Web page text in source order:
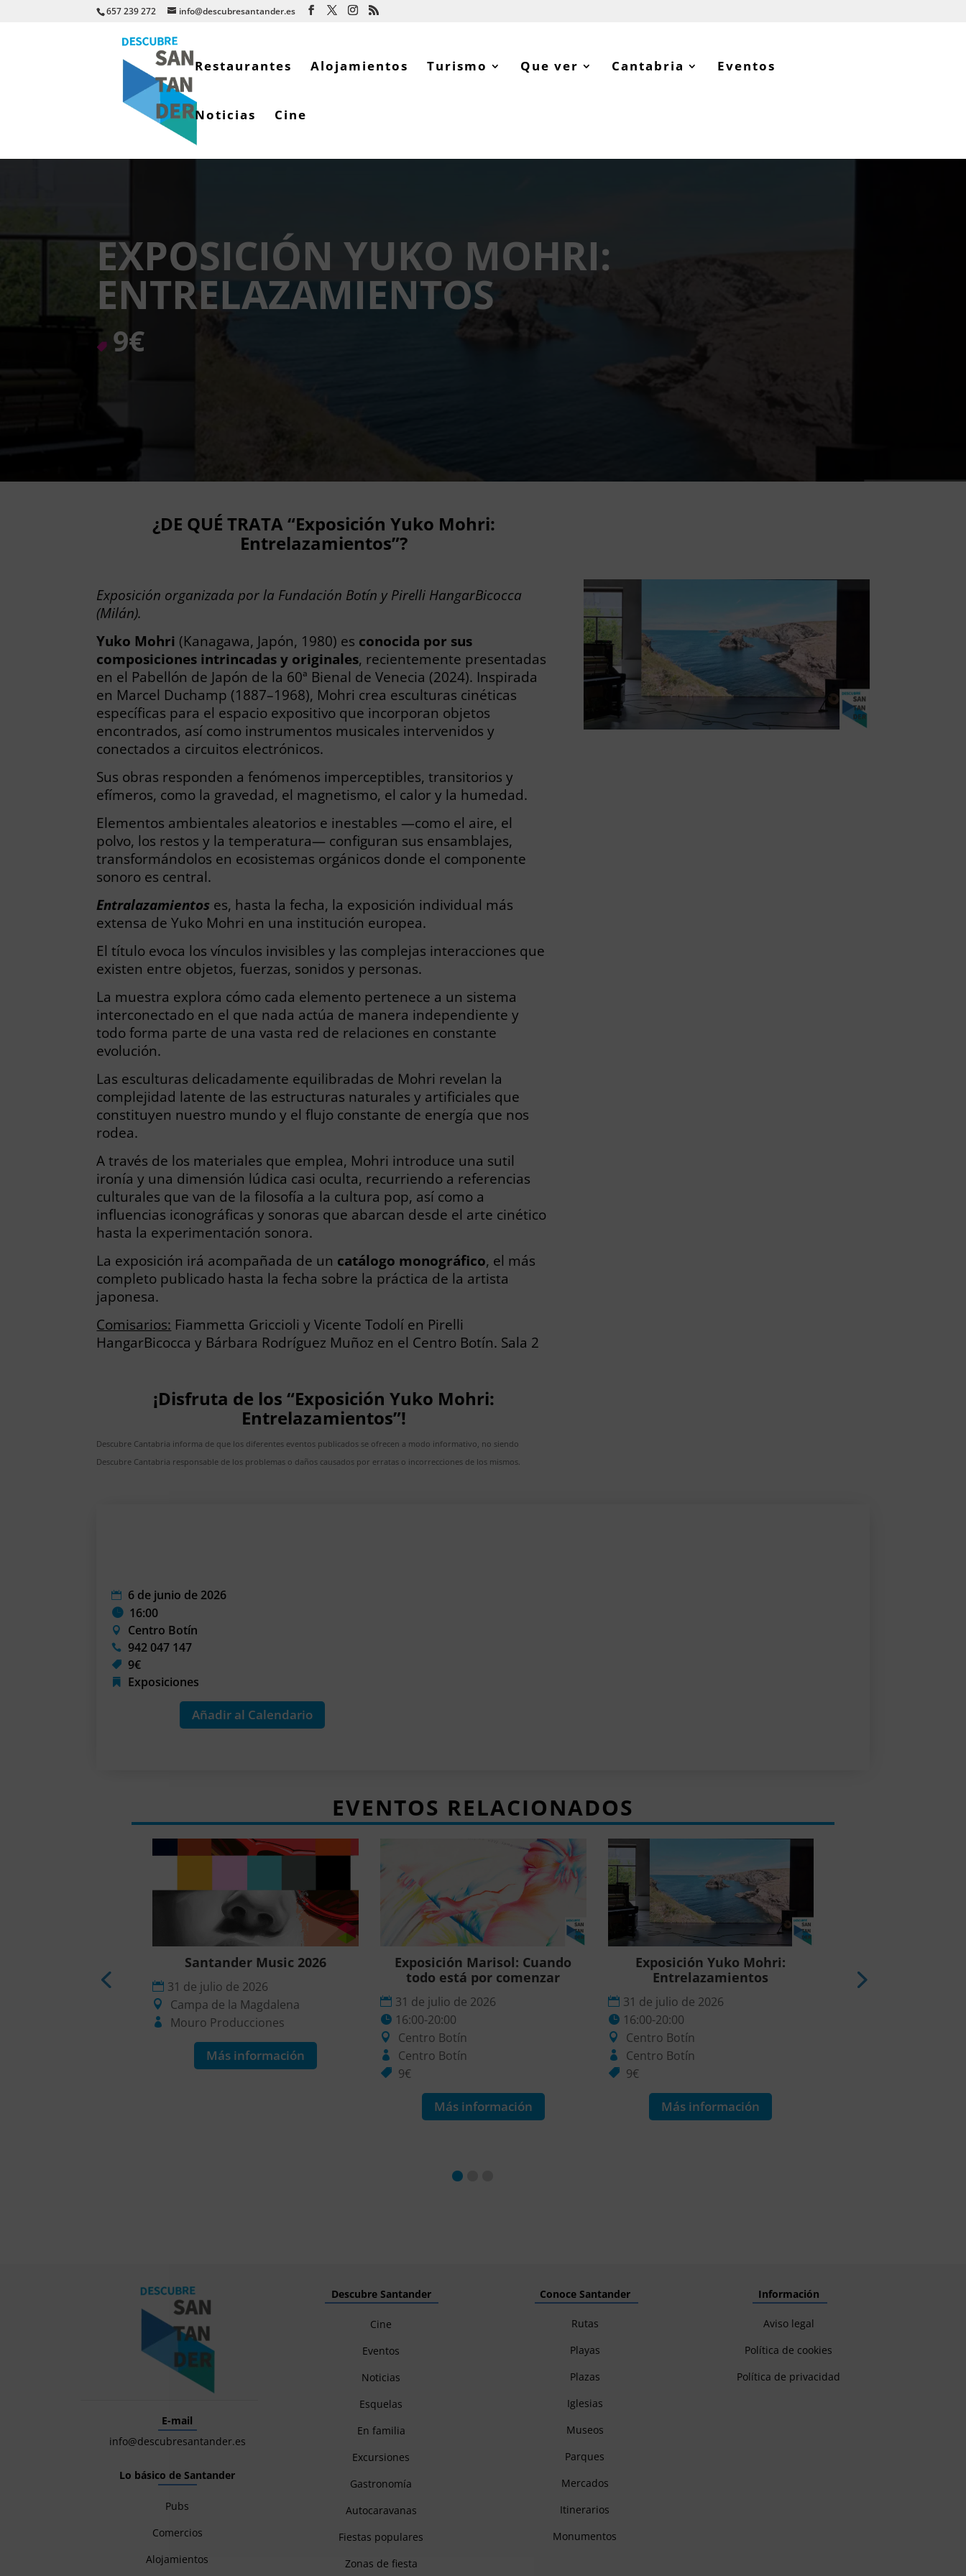
657 239 272 info@descubresantander.es
Restaurantes Alojamientos Turismo Que ver Cantabria Eventos
Noticias Cine
EXPOSICIÓN YUKO MOHRI:
ENTRELAZAMIENTOS
9€
¿DE QUÉ TRATA “Exposición Yuko Mohri:
Entrelazamientos”?
Exposición organizada por la Fundación Botín y Pirelli HangarBicocca
(Milán).
Yuko Mohri (Kanagawa, Japón, 1980) es conocida por sus
composiciones intrincadas y originales, recientemente presentadas
en el Pabellón de Japón de la 60ª Bienal de Venecia (2024). Inspirada
en Marcel Duchamp (1887–1968), Mohri crea esculturas cinéticas
específicas para el espacio expositivo que incorporan objetos
encontrados, así como instrumentos musicales intervenidos y
conectados a circuitos electrónicos.
Sus obras responden a fenómenos imperceptibles, transitorios y
efímeros, como la gravedad, el magnetismo, el calor y la humedad.
Elementos ambientales aleatorios e inestables —como el aire, el
polvo, los restos y la temperatura— configuran sus ensamblajes,
transformándolos en ecosistemas orgánicos donde el componente
sonoro es central.
Entralazamientos es, hasta la fecha, la exposición individual más
extensa de Yuko Mohri en una institución europea.
El título evoca los vínculos invisibles y las complejas interacciones que
existen entre objetos, fuerzas, sonidos y personas.
La muestra explora cómo cada elemento pertenece a un sistema
interconectado en el que nada actúa de manera independiente y
todo forma parte de una vasta red de relaciones en constante
evolución.
Las esculturas delicadamente equilibradas de Mohri revelan la
complejidad latente de las estructuras naturales y artificiales que
constituyen nuestro mundo y el flujo constante de energía que nos
rodea.
A través de los materiales que emplea, Mohri introduce una sutil
ironía y una dimensión lúdica casi oculta, recurriendo a referencias
culturales que van de la filosofía a la cultura pop, así como a
influencias iconográficas y sonoras que abarcan desde el arte cinético
hasta la experimentación sonora.
La exposición irá acompañada de un catálogo monográfico, el más
completo publicado hasta la fecha sobre la práctica de la artista
japonesa.
Comisarios: Fiammetta Griccioli y Vicente Todolí en Pirelli
HangarBicocca y Bárbara Rodríguez Muñoz en el Centro Botín. Sala 2
¡Disfruta de los “Exposición Yuko Mohri:
Entrelazamientos”!
Descubre Cantabria informa de que los diferentes eventos publicados se ofrecen a modo informativo, no siendo
Descubre Cantabria responsable de los problemas o daños causados por erratas o incorrecciones de los mismos.
6 de junio de 2026
16:00
Centro Botín
942 047 147
9€
Exposiciones
Añadir al Calendario
EVENTOS RELACIONADOS
Santander Music 2026
31 de julio de 2026
Campa de la Magdalena
Mouro Producciones
Más información
Exposición Marisol: Cuando
todo está por comenzar
31 de julio de 2026
16:00-20:00
Centro Botín
Centro Botín
9€
Más información
Exposición Yuko Mohri:
Entrelazamientos
31 de julio de 2026
16:00-20:00
Centro Botín
Centro Botín
9€
Más información
1 de agosto de 2026
E-mail
info@descubresantander.es
Lo básico de Santander
Pubs
Comercios
Alojamientos
Descubre Santander
Cine
Eventos
Noticias
Esquelas
En familia
Excursiones
Gastronomía
Autocaravanas
Fiestas populares
Zonas de fiesta
Conoce Santander
Rutas
Playas
Plazas
Iglesias
Museos
Parques
Mercados
Itinerarios
Monumentos
Información
Aviso legal
Política de cookies
Política de privacidad